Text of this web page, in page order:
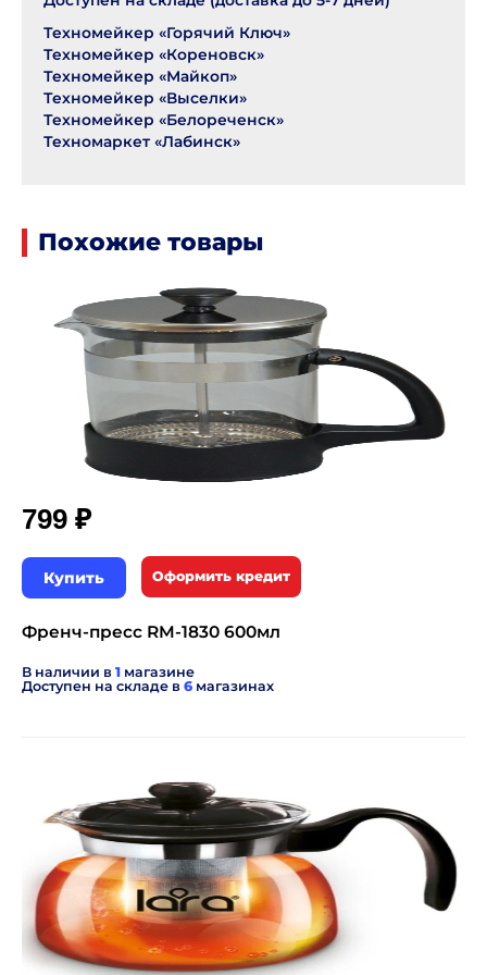
Техномейкер «Горячий Ключ»
Техномейкер «Кореновск»
Техномейкер «Майкоп»
Техномейкер «Выселки»
Техномейкер «Белореченск»
Техномаркет «Лабинск»
Похожие товары
799 ₽
Купить Оформить кредит
Френч-пресс RM-1830 600мл
В наличии в 1 магазине
Доступен на складе в 6 магазинах